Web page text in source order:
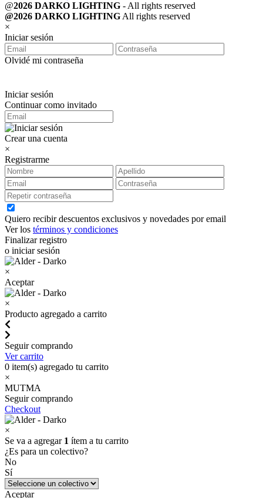
@2026 DARKO LIGHTING - All rights reserved
@2026 DARKO LIGHTINGAll rights reserved
×
Iniciar sesión
Olvidé mi contraseña
Iniciar sesión
Continuar como invitado
Crear una cuenta
×
Registrarme
Quiero recibir descuentos exclusivos y novedades por email
Ver los términos y condiciones
Finalizar registro
o iniciar sesión
×
Aceptar
×
Producto agregado a carrito
Seguir comprando
Ver carrito
0 item(s) agregado tu carrito
×
MUTMA
Seguir comprando
Checkout
×
Se va a agregar 1 ítem a tu carrito
¿Es para un colectivo?
No
Sí
Aceptar